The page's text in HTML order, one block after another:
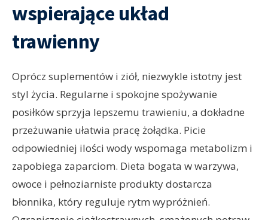
wspierające układ
trawienny
Oprócz suplementów i ziół, niezwykle istotny jest
styl życia. Regularne i spokojne spożywanie
posiłków sprzyja lepszemu trawieniu, a dokładne
przeżuwanie ułatwia pracę żołądka. Picie
odpowiedniej ilości wody wspomaga metabolizm i
zapobiega zaparciom. Dieta bogata w warzywa,
owoce i pełnoziarniste produkty dostarcza
błonnika, który reguluje rytm wypróżnień.